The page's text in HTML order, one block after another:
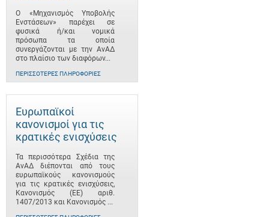
Ο «Μηχανισμός Υποβολής
Ενστάσεων» παρέχει σε
φυσικά ή/και νομικά
πρόσωπα τα οποία
συνεργάζονται με την ΑνΑΔ
στο πλαίσιο των διαφόρων...
ΠΕΡΙΣΣΌΤΕΡΕΣ ΠΛΗΡΟΦΟΡΊΕΣ
Ευρωπαϊκοί
κανονισμοί για τις
κρατικές ενισχύσεις
Τα περισσότερα Σχέδια της
ΑνΑΔ διέπονται από τους
ευρωπαϊκούς κανονισμούς
για τις κρατικές ενισχύσεις,
Κανονισμός (ΕΕ) αριθ.
1407/2013 και Κανονισμός ...